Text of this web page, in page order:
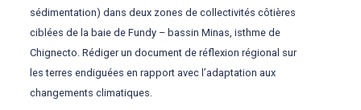
sédimentation) dans deux zones de collectivités côtières
ciblées de la baie de Fundy – bassin Minas, isthme de
Chignecto. Rédiger un document de réflexion régional sur
les terres endiguées en rapport avec l’adaptation aux
changements climatiques.